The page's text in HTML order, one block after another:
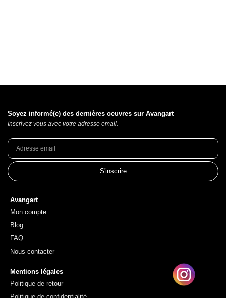
Avangart
Mon compte
Blog
FAQ
Nous contacter
Soyez informé(e) des dernières oeuvres sur Avangart
Inscrivez vous avec votre adresse email.
S'inscrire
Mentions légales
Politique de retour